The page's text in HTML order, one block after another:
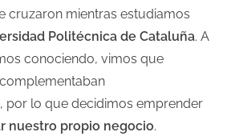
cruzaron mientras estudiamos
Politécnica de Cataluña. A
conociendo, vimos que
por lo que decidimos emprender
nuestro propio negocio.